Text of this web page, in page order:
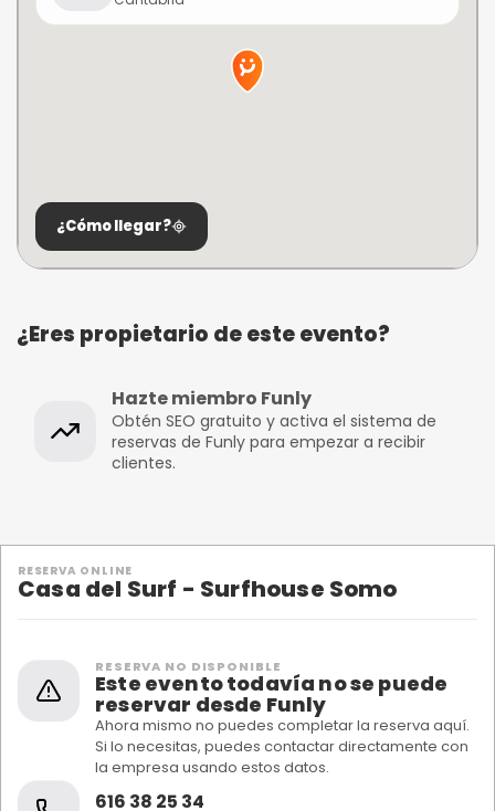
¿Cómo llegar?
¿Eres propietario de este evento?
Hazte miembro Funly
Obtén SEO gratuito y activa el sistema de
reservas de Funly para empezar a recibir
clientes.
RESERVA ONLINE
Casa del Surf - Surfhouse Somo
RESERVA NO DISPONIBLE
Este evento todavía no se puede
reservar desde Funly
Ahora mismo no puedes completar la reserva aquí.
Si lo necesitas, puedes contactar directamente con
la empresa usando estos datos.
616 38 25 34